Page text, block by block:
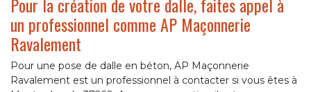
un professionnel comme AP Maçonnerie
Ravalement
Pour une pose de dalle en béton, AP Maçonnerie
Ravalement est un professionnel à contacter si vous êtes à